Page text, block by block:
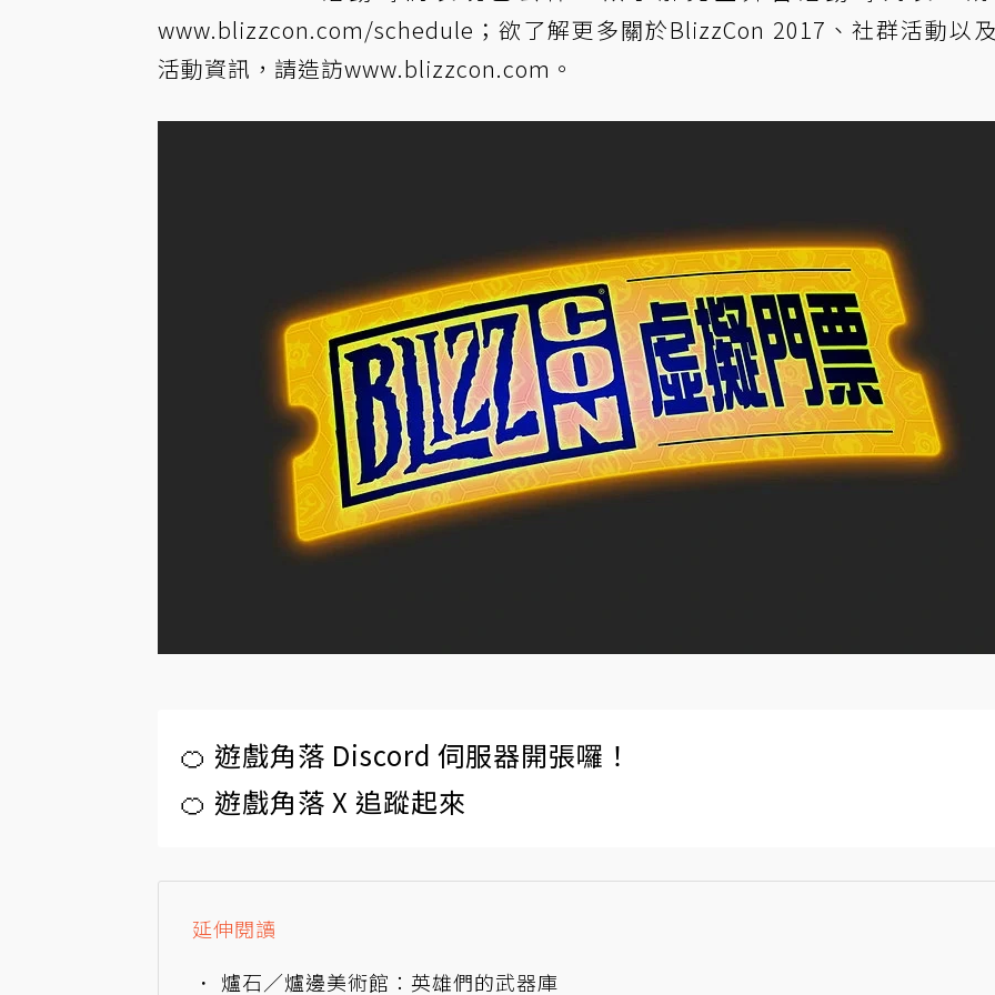
www.blizzcon.com/schedule ；欲了解更多關於BlizzCon 2017、社群活動以
活動資訊，請造訪www.blizzcon.com 。
🍊 遊戲角落 Discord 伺服器開張囉！
🍊 遊戲角落 X 追蹤起來
延伸閱讀
爐石／爐邊美術館：英雄們的武器庫